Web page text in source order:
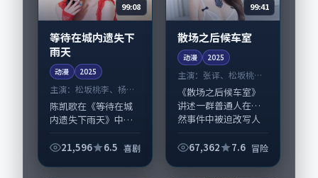
99:08
等待在城内遗失下
雨天
动漫 2025
主演： 松坂桃李、杨幂
等
陈凯歌在《等待在城
内遗失下雨天》中以
剧张力，松坂桃李、
21,596 6.5 喜剧
99:41
散场之后候车室
动漫 2025
主演： 张译、松坂桃李
等
《散场之后候车室》
讲述一群普通人在偶
然事件中被迫改写人
类型元素服务于人物
67,362 7.6 冒险